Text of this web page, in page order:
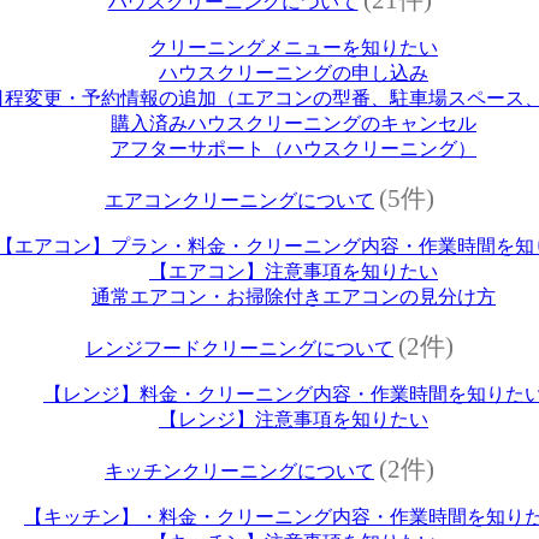
クリーニングメニューを知りたい
ハウスクリーニングの申し込み
変更・予約情報の追加（エアコンの型番、駐車場スペース
購入済みハウスクリーニングのキャンセル
アフターサポート（ハウスクリーニング）
エアコンクリーニングについて (5件)
【エアコン】プラン・料金・クリーニング内容・作業時間を知
【エアコン】注意事項を知りたい
通常エアコン・お掃除付きエアコンの見分け方
レンジフードクリーニングについて (2件)
【レンジ】料金・クリーニング内容・作業時間を知りた
【レンジ】注意事項を知りたい
キッチンクリーニングについて (2件)
【キッチン】・料金・クリーニング内容・作業時間を知り